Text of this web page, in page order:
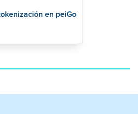
en peiGo